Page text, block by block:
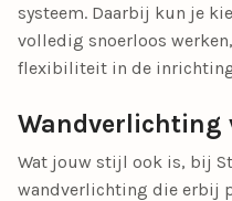
systeem. Daarbij kun je
volledig snoerloos
flexibiliteit in de
Wandverlichting
Wat jouw stijl ook is, bij
wandverlichting die erbij